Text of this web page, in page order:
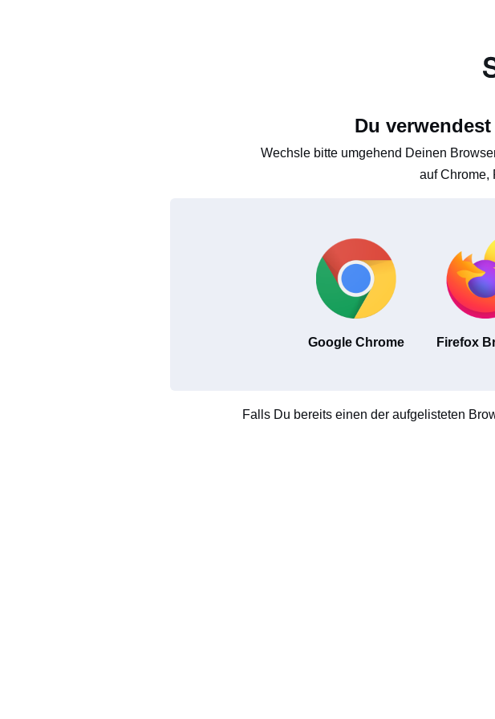
Du
Wechsle bitte umgehend Deinen
auf Chrome,
Google Chrome Firefox
Falls Du bereits einen der aufgelisteten